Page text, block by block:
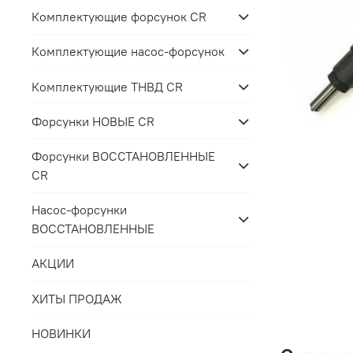
Комплектующие форсунок CR
Комплектующие насос-форсунок
Комплектующие ТНВД CR
Форсунки НОВЫЕ CR
Форсунки ВОССТАНОВЛЕННЫЕ
CR
Насос-форсунки
ВОССТАНОВЛЕННЫЕ
АКЦИИ
ХИТЫ ПРОДАЖ
НОВИНКИ